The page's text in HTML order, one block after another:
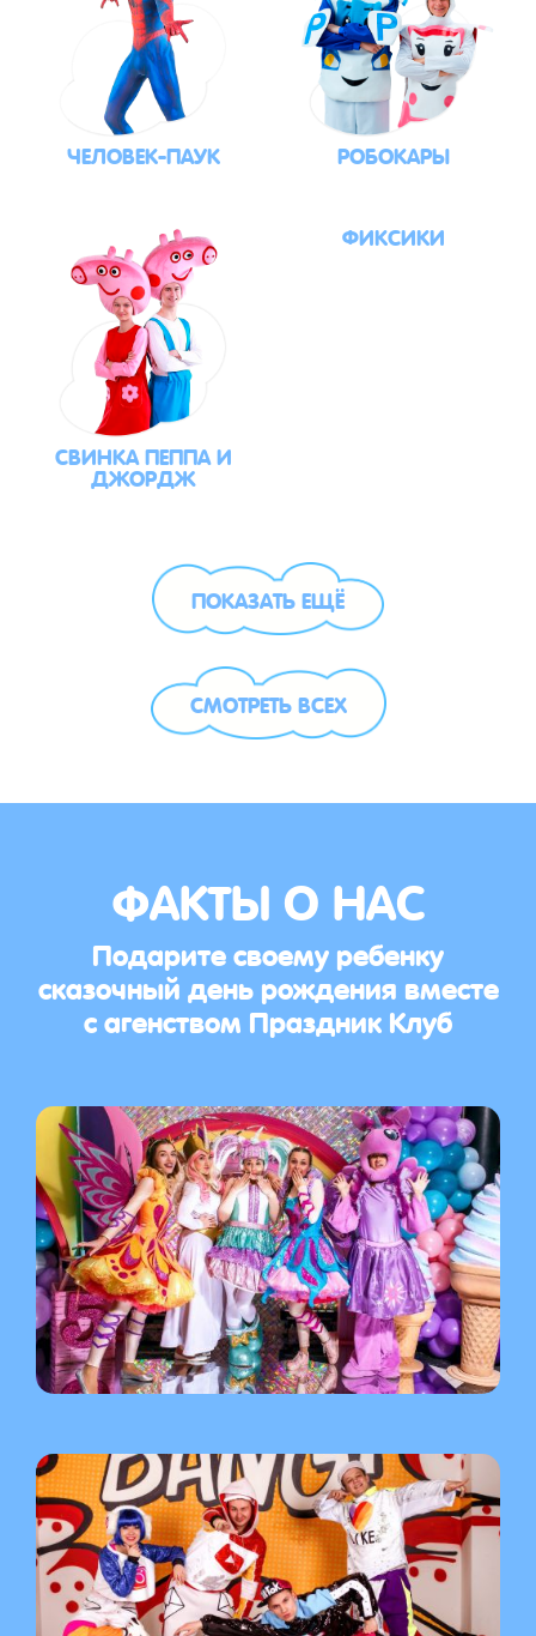
ЧЕЛОВЕК-ПАУК РОБОКАРЫ
СВИНКА ПЕППА И
ДЖОРДЖ
ФИКСИКИ
ПОКАЗАТЬ ЕЩЁ
СМОТРЕТЬ ВСЕХ
ФАКТЫ О НАС
Подарите своему ребенку
сказочный день рождения вместе
с агенством Праздник Клуб